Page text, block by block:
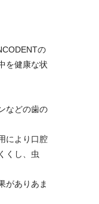
の
を健康な状
などの歯の
により口腔
くし、虫
がありあま